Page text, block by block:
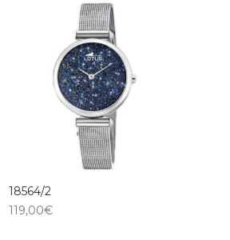
18564/2
119,00€